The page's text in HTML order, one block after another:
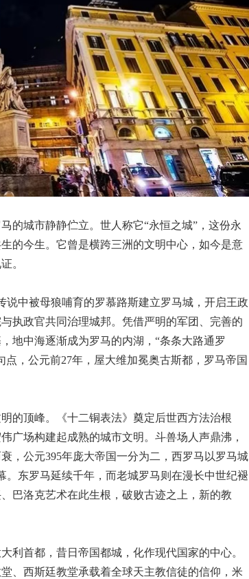
的城市静静伫立。世人称它“永恒之城”，这份永
的今生。它曾是横跨三洲的文明中心，如今是意
。
中被母狼哺育的罗慕路斯建立罗马城，开启王政
执政官共同治理城邦。凭借严明的军团、完善的
地中海逐渐成为罗马的内湖，“条条大路通罗
，公元前27年，屋大维加冕奥古斯都，罗马帝国
的顶峰。《十二铜表法》奠定后世西方法治根
广场构建起成熟的城市文明。斗兽场人声鼎沸，
，公元395年庞大帝国一分为二，西罗马以罗马城
东罗马延续千年，而老城罗马则在漫长中世纪褪
巴洛克艺术在此生根，破败古迹之上，新的教
利首都，昔日帝国都城，化作现代国家的中心。
、西斯廷教堂承载着全球天主教信徒的信仰，米